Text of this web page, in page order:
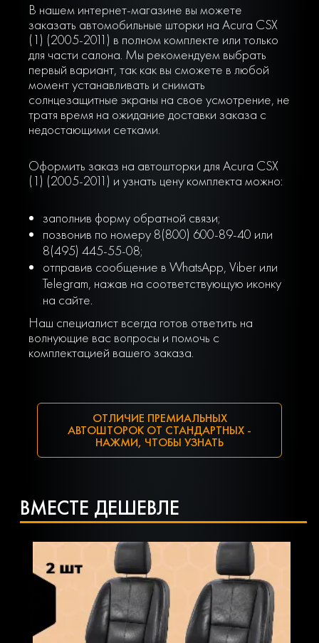
В нашем интернет-магазине вы можете
заказать автомобильные шторки на Acura CSX
(1) (2005-2011) в полном комплекте или только
для части салона. Мы рекомендуем выбрать
первый вариант, так как вы сможете в любой
момент устанавливать и снимать
солнцезащитные экраны на свое усмотрение, не
тратя время на ожидание доставки заказа с
недостающими сетками.
Оформить заказ на автошторки для Acura CSX
(1) (2005-2011) и узнать цену комплекта можно:
заполнив форму обратной связи;
позвонив по номеру 8(800) 600-89-40 или
8(495) 445-55-08;
отправив сообщение в WhatsApp, Viber или
Telegram, нажав на соответствующую иконку
на сайте.
Наш специалист всегда готов ответить на
волнующие вас вопросы и помочь с
комплектацией вашего заказа.
ОТЛИЧИЕ ПРЕМИАЛЬНЫХ
АВТОШТОРОК ОТ СТАНДАРТНЫХ -
НАЖМИ, ЧТОБЫ УЗНАТЬ
ВМЕСТЕ ДЕШЕВЛЕ